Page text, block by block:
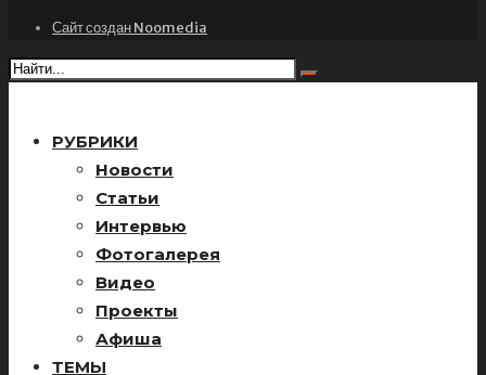
Сайт создан Noomedia
РУБРИКИ
Новости
Статьи
Интервью
Фотогалерея
Видео
Проекты
Афиша
ТЕМЫ